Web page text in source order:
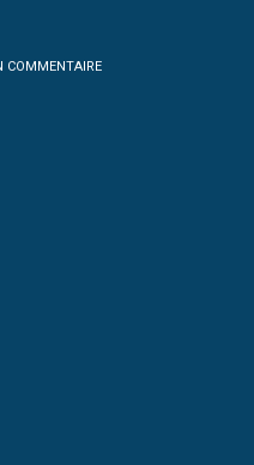
COMMENTAIRE